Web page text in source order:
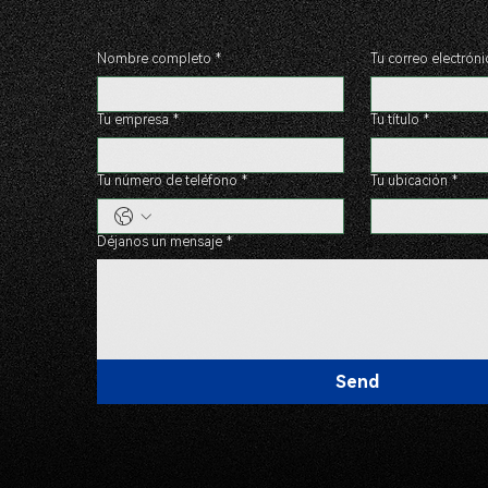
Nombre completo * Tu correo
Tu empresa * Tu título *
Tu número de teléfono * Tu ubicación *
Déjanos un mensaje *
Send